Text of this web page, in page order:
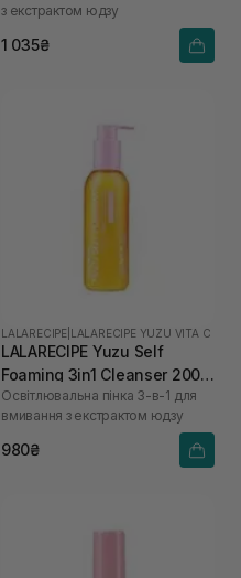
з екстрактом юдзу
1 035₴
LALARECIPE LALARECIPE YUZU VITA C
LALARECIPE Yuzu Self
Foaming 3in1 Cleanser 200
мл
Освітлювальна пінка 3-в-1 для
вмивання з екстрактом юдзу
980₴